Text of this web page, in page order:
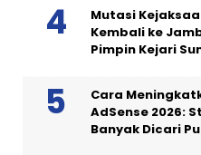
Mutasi
Kembali ke
Pimpin Kejari
Cara
AdSense 2026:
Banyak Dicari